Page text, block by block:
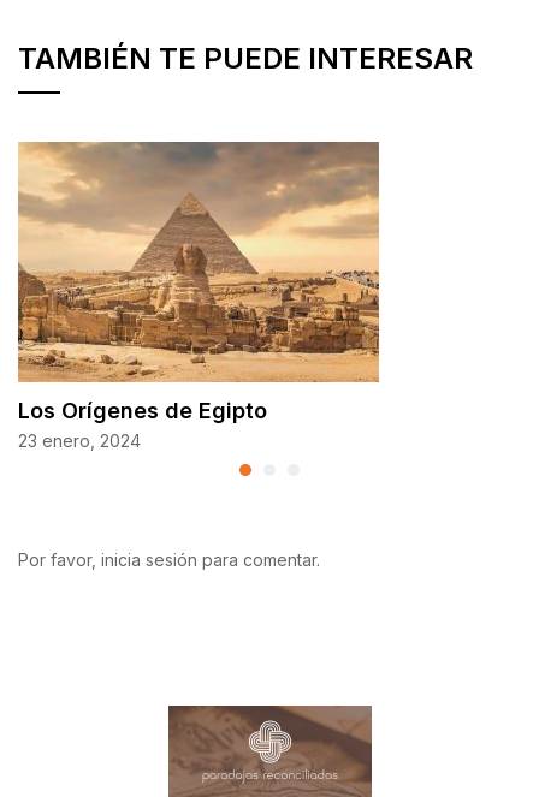
TAMBIÉN TE PUEDE INTERESAR
Los Orígenes de Egipto
23 enero, 2024
Por favor, inicia sesión para comentar.